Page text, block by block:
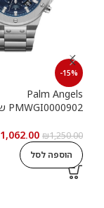
-15%
Palm Angels
PMWGI0000902 שעון יד לגבר
₪1,250.00
1,062.00
הוספה לסל